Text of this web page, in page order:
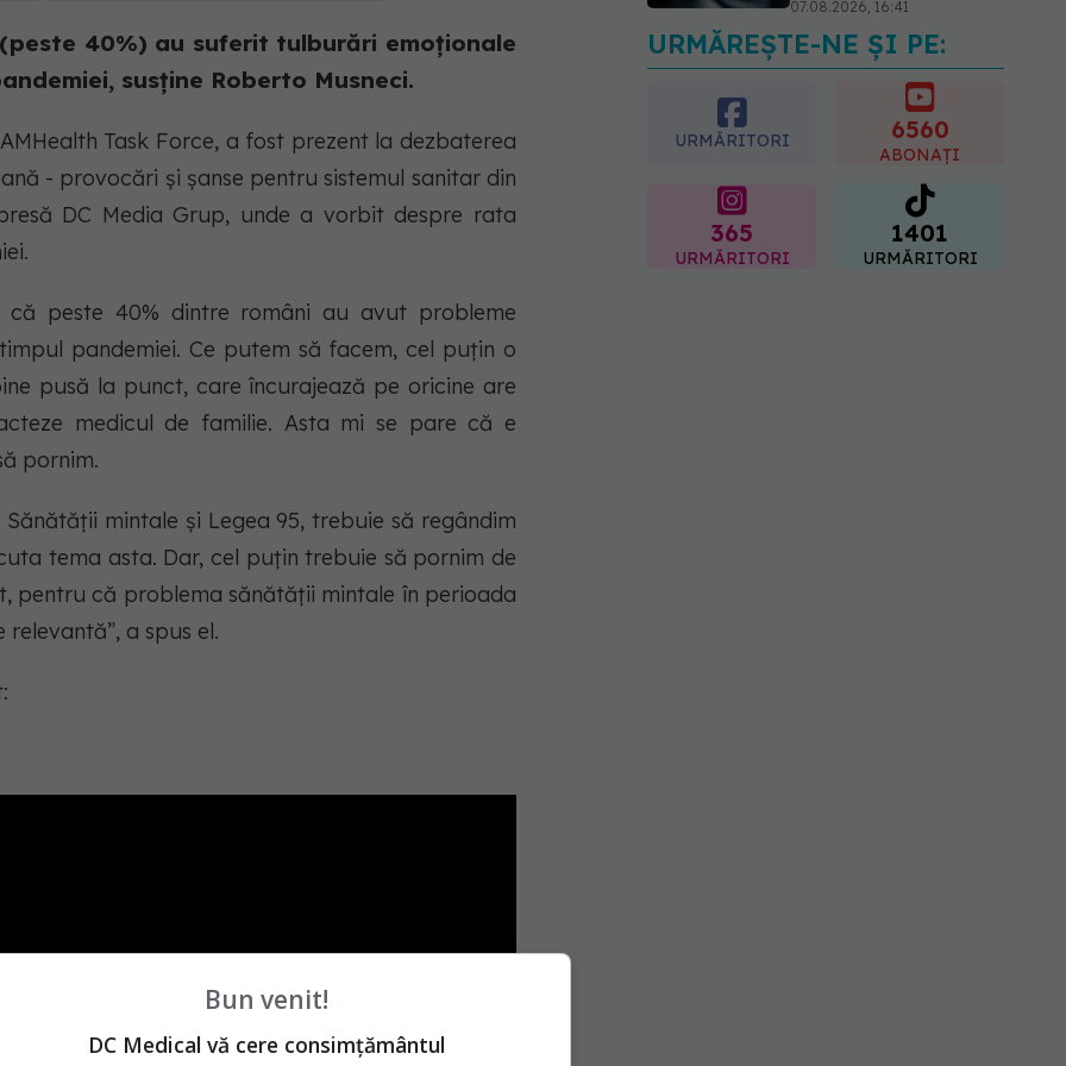
40%) au suferit tulburări emoționale
susține Roberto Musneci.
Task Force, a fost prezent la dezbaterea
- provocări și șanse pentru sistemul sanitar din
DC Media Grup, unde a vorbit despre rata
peste 40% dintre români au avut probleme
pandemiei. Ce putem să facem, cel puțin o
pusă la punct, care încurajează pe oricine are
medicul de familie. Asta mi se pare că e
pornim.
mintale și Legea 95, trebuie să regândim
tema asta. Dar, cel puțin trebuie să pornim de
pentru că problema sănătății mintale în perioada
a spus el.
07.08.2026, 21:29
URMĂREȘTE-NE ȘI PE:
URMĂRITORI 6560
ABONAȚI
365
URMĂRITORI
1401
URMĂRITORI
Bun venit!
DC Medical vă cere consimțământul